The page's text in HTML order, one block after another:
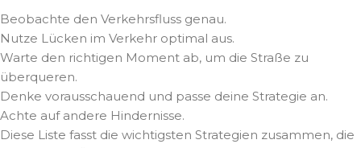
Beobachte den Verkehrsfluss genau.
Nutze Lücken im Verkehr optimal aus.
Warte den richtigen Moment ab, um die Straße zu
überqueren.
Denke vorausschauend und passe deine Strategie an.
Achte auf andere Hindernisse.
Diese Liste fasst die wichtigsten Strategien zusammen, die